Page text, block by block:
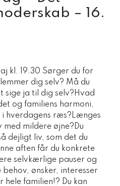
– 16.
kl. 19.30 Sørger du for
dig selv? Må du
sige ja til dig selv?Hvad
og familiens harmoni,
i hverdagens ræs?Længes
med mildere øjne?Du
dejligt liv, som det du
aften får du konkrete
selvkærlige pauser og
ønsker, interesser
familien!? Du kan